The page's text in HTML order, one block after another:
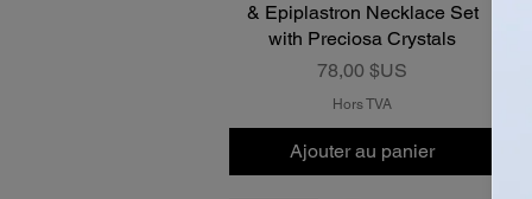
& Epiplastron Necklace Set
with Preciosa Crystals
Prix
78,00 $US
Hors TVA
Ajouter au panier